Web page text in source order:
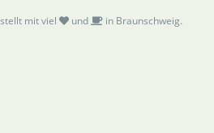
mit viel und in Braunschweig.